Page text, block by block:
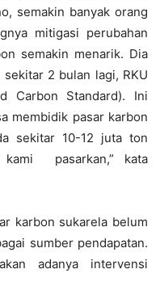
semakin banyak orang
mitigasi perubahan
semakin menarik. Dia
2 bulan lagi, RKU
Carbon Standard). Ini
membidik pasar karbon
sekitar 10-12 juta ton
pasarkan,” kata
karbon sukarela belum
sumber pendapatan.
adanya intervensi